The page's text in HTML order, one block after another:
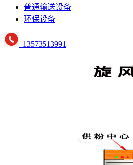
普通输送设备
环保设备
13573513991